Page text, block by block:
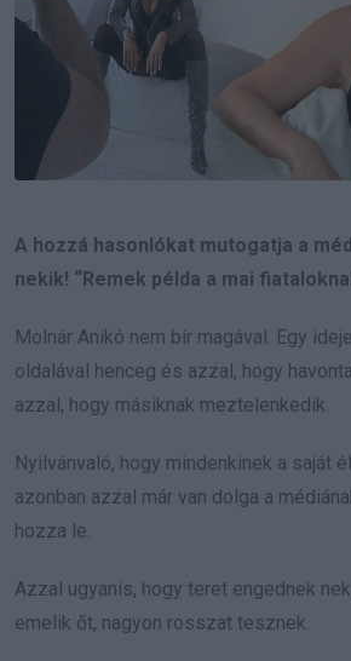
A hozzá hasonlókat mutogatja a
nekik! “Remek példa a mai
Molnár Anikó nem bír magával. Egy
oldalával henceg és azzal, hogy
azzal, hogy másiknak meztelenkedik.
Nyilvánvaló, hogy mindenkinek a saját
azonban azzal már van dolga a
hozza le.
Azzal ugyanis, hogy teret engednek
emelik őt, nagyon rosszat tesznek.